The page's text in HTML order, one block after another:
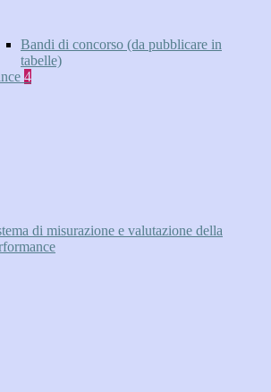
Bandi di concorso (da pubblicare in
tabelle)
4
di misurazione e valutazione della